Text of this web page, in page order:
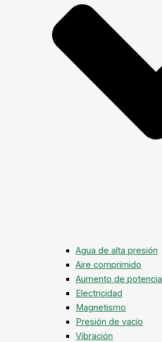
Agua de alta presión
Aire comprimido
Aumento de potencia
Electricidad
Magnetismo
Presión de vacío
Vibración